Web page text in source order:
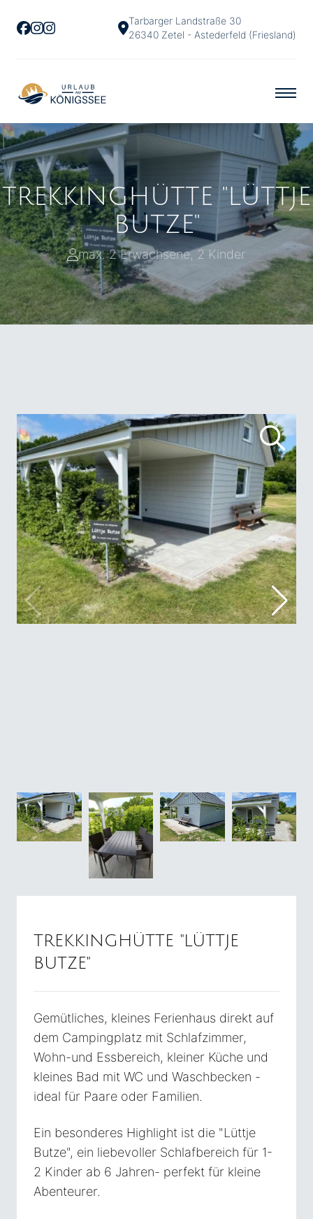
Tarbarger Landstraße 30
26340 Zetel - Astederfeld (Friesland)
TREKKINGHÜTTE "LÜTTJE
BUTZE"
max. 2 Erwachsene, 2 Kinder
TREKKINGHÜTTE "LÜTTJE
BUTZE"
Gemütliches, kleines Ferienhaus direkt auf
dem Campingplatz mit Schlafzimmer,
Wohn-und Essbereich, kleiner Küche und
kleines Bad mit WC und Waschbecken -
ideal für Paare oder Familien.
Ein besonderes Highlight ist die "Lüttje
Butze", ein liebevoller Schlafbereich für 1-
2 Kinder ab 6 Jahren- perfekt für kleine
Abenteurer.